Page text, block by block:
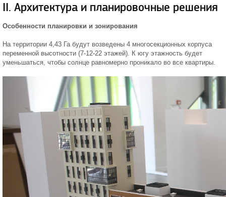
II. Архитектура и планировочные решения
Особенности планировки и зонирования
На территории 4,43 Га будут возведены 4 многосекционных корпуса
переменной высотности (7-12-22 этажей). К югу этажность будет
уменьшаться, чтобы солнце равномерно проникало во все квартиры.